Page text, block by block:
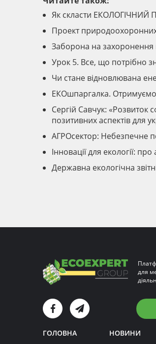
Як скласти ЕКОЛОГІЧНИЙ
Проект природоохоронних
Заборона на захоронення
Урок 5. Все, що потрібно
Чи стане відновлювана
ЕКОшпаргалка.
Сергій Савчук: «Розвиток
позитивних аспектів для
АГРОсектор: Небезпечне
Інновації для екології:
Державна екологічна
для
ГОЛОВНА НОВИНИ